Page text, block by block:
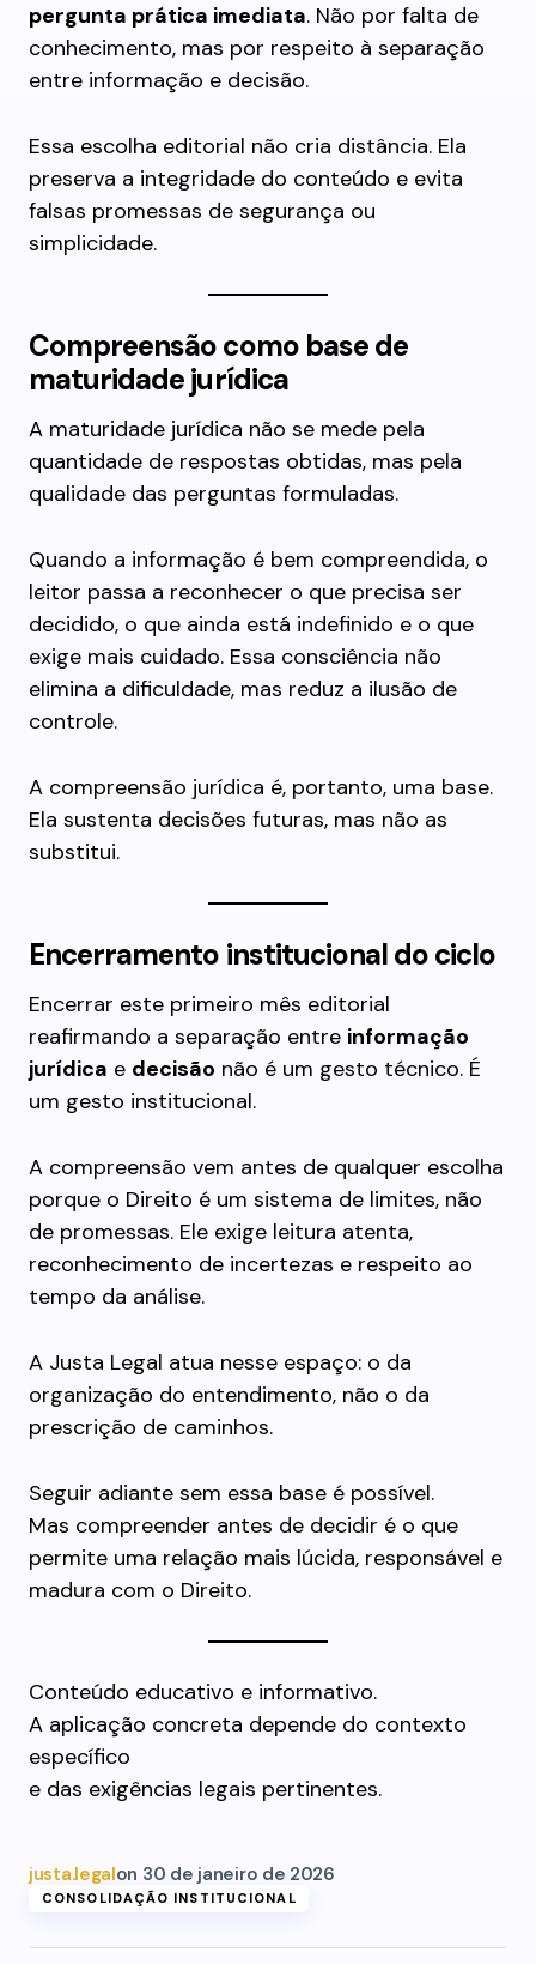
pergunta prática imediata. Não por falta de
conhecimento, mas por respeito à separação
entre informação e decisão.
Essa escolha editorial não cria distância. Ela
preserva a integridade do conteúdo e evita
falsas promessas de segurança ou
simplicidade.
Compreensão como base de
maturidade jurídica
A maturidade jurídica não se mede pela
quantidade de respostas obtidas, mas pela
qualidade das perguntas formuladas.
Quando a informação é bem compreendida, o
leitor passa a reconhecer o que precisa ser
decidido, o que ainda está indefinido e o que
exige mais cuidado. Essa consciência não
elimina a dificuldade, mas reduz a ilusão de
controle.
A compreensão jurídica é, portanto, uma base.
Ela sustenta decisões futuras, mas não as
substitui.
Encerramento institucional do ciclo
Encerrar este primeiro mês editorial
reafirmando a separação entre informação
jurídica e decisão não é um gesto técnico. É
um gesto institucional.
A compreensão vem antes de qualquer escolha
porque o Direito é um sistema de limites, não
de promessas. Ele exige leitura atenta,
reconhecimento de incertezas e respeito ao
tempo da análise.
A Justa Legal atua nesse espaço: o da
organização do entendimento, não o da
prescrição de caminhos.
Seguir adiante sem essa base é possível.
Mas compreender antes de decidir é o que
permite uma relação mais lúcida, responsável e
madura com o Direito.
Conteúdo educativo e informativo.
A aplicação concreta depende do contexto
específico
e das exigências legais pertinentes.
justa.legalon 30 de janeiro de 2026
CONSOLIDAÇÃO INSTITUCIONAL